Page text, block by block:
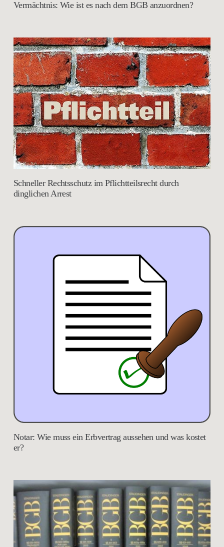
Vermächtnis: Wie ist es nach dem BGB anzuordnen?
Schneller Rechtsschutz im Pflichtteilsrecht durch
dinglichen Arrest
Notar: Wie muss ein Erbvertrag aussehen und was kostet
er?